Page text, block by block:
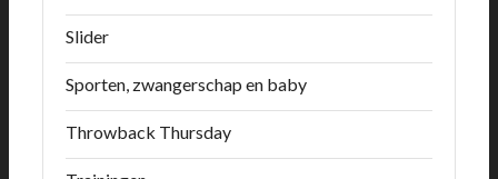
Slider
Sporten, zwangerschap en baby
Throwback Thursday